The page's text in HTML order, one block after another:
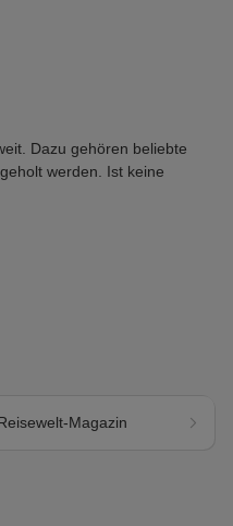
Dazu gehören beliebte
werden. Ist keine
Magazin